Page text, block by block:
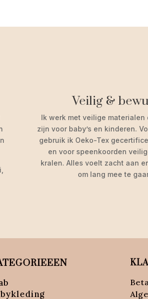
Veilig &
Ik werk met veilige materialen
zijn voor baby’s en kinderen.
gebruik ik Oeko-Tex
en voor speenkoorden
kralen. Alles voelt zacht aan
om lang mee te